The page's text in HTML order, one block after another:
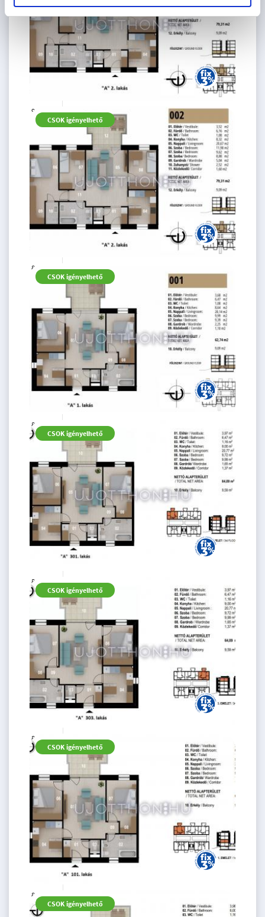
94.03 M
Ft
4 szoba
földszint
CSOK igényelhető
82.66 M
Ft
3 szoba
földszint
CSOK igényelhető
82.66 M
Ft
3 szoba
földszint
CSOK igényelhető
82.66 M
Ft
3 szoba
3. emelet
CSOK igényelhető
82.66 M
Ft
3 szoba
3. emelet
CSOK igényelhető
82.66 M
Ft
3 szoba
1. emelet
CSOK igényelhető